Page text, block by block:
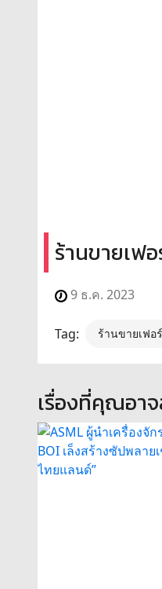
ร้านขายเฟ
9 ธ.ค. 2023
Tag: ร้านขายเฟอ
เรื่องที่คุณอา